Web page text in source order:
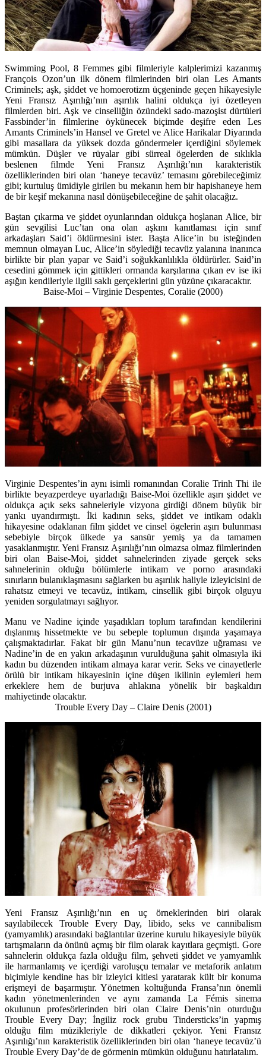
Swimming Pool, 8 Femmes gibi filmleriyle kalplerimizi kazanmış
François Ozon’un ilk dönem filmlerinden biri olan Les Amants
Criminels; aşk, şiddet ve homoerotizm üçgeninde geçen hikayesiyle
Yeni Fransız Aşırılığı’nın aşırılık halini oldukça iyi özetleyen
filmlerden biri. Aşk ve cinselliğin özündeki sado-mazoşist dürtüleri
Fassbinder’in filmlerine öykünecek biçimde deşifre eden Les
Amants Criminels’in Hansel ve Gretel ve Alice Harikalar Diyarında
gibi masallara da yüksek dozda göndermeler içerdiğini söylemek
mümkün. Düşler ve rüyalar gibi sürreal ögelerden de sıklıkla
beslenen filmde Yeni Fransız Aşırılığı’nın karakteristik
özelliklerinden biri olan ‘haneye tecavüz’ temasını görebileceğimiz
gibi; kurtuluş ümidiyle girilen bu mekanın hem bir hapishaneye hem
de bir keşif mekanına nasıl dönüşebileceğine de şahit olacağız.
Baştan çıkarma ve şiddet oyunlarından oldukça hoşlanan Alice, bir
gün sevgilisi Luc’tan ona olan aşkını kanıtlaması için sınıf
arkadaşları Said’i öldürmesini ister. Başta Alice’in bu isteğinden
memnun olmayan Luc, Alice’in söylediği tecavüz yalanına inanınca
birlikte bir plan yapar ve Said’i soğukkanlılıkla öldürürler. Said’in
cesedini gömmek için gittikleri ormanda karşılarına çıkan ev ise iki
aşığın kendileriyle ilgili saklı gerçeklerini gün yüzüne çıkaracaktır.
Baise-Moi – Virginie Despentes, Coralie (2000)
Virginie Despentes’in aynı isimli romanından Coralie Trinh Thi ile
birlikte beyazperdeye uyarladığı Baise-Moi özellikle aşırı şiddet ve
oldukça açık seks sahneleriyle vizyona girdiği dönem büyük bir
yankı uyandırmıştı. İki kadının seks, şiddet ve intikam odaklı
hikayesine odaklanan film şiddet ve cinsel ögelerin aşırı bulunması
sebebiyle birçok ülkede ya sansür yemiş ya da tamamen
yasaklanmıştır. Yeni Fransız Aşırılığı’nın olmazsa olmaz filmlerinden
biri olan Baise-Moi, şiddet sahnelerinden ziyade gerçek seks
sahnelerinin olduğu bölümlerle intikam ve porno arasındaki
sınırların bulanıklaşmasını sağlarken bu aşırılık haliyle izleyicisini de
rahatsız etmeyi ve tecavüz, intikam, cinsellik gibi birçok olguyu
yeniden sorgulatmayı sağlıyor.
Manu ve Nadine içinde yaşadıkları toplum tarafından kendilerini
dışlanmış hissetmekte ve bu sebeple toplumun dışında yaşamaya
çalışmaktadırlar. Fakat bir gün Manu’nun tecavüze uğraması ve
Nadine’in de en yakın arkadaşının vurulduğuna şahit olmasıyla iki
kadın bu düzenden intikam almaya karar verir. Seks ve cinayetlerle
örülü bir intikam hikayesinin içine düşen ikilinin eylemleri hem
erkeklere hem de burjuva ahlakına yönelik bir başkaldırı
mahiyetinde olacaktır.
Trouble Every Day – Claire Denis (2001)
Yeni Fransız Aşırılığı’nın en uç örneklerinden biri olarak
sayılabilecek Trouble Every Day, libido, seks ve cannibalism
(yamyamlık) arasındaki bağlantılar üzerine kurulu hikayesiyle büyük
tartışmaların da önünü açmış bir film olarak kayıtlara geçmişti. Gore
sahnelerin oldukça fazla olduğu film, şehveti şiddet ve yamyamlık
ile harmanlamış ve içerdiği varoluşçu temalar ve metaforik anlatım
biçimiyle kendine has bir izleyici kitlesi yaratarak kült bir konuma
erişmeyi de başarmıştır. Yönetmen koltuğunda Fransa’nın önemli
kadın yönetmenlerinden ve aynı zamanda La Fémis sinema
okulunun profesörlerinden biri olan Claire Denis’nin oturduğu
Trouble Every Day; İngiliz rock grubu Tindersticks’in yapmış
olduğu film müzikleriyle de dikkatleri çekiyor. Yeni Fransız
Aşırılığı’nın karakteristik özelliklerinden biri olan ‘haneye tecavüz’ü
Trouble Every Day’de de görmenin mümkün olduğunu hatırlatalım.